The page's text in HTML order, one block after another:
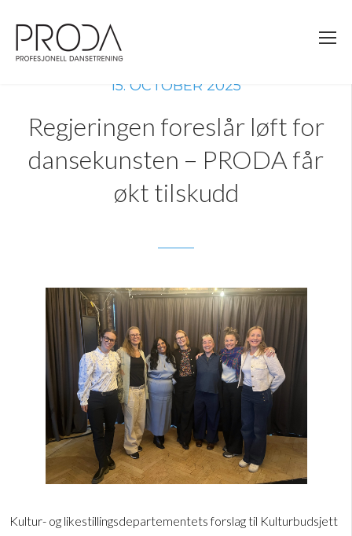
sidens
hovedinnhold
15. OCTOBER 2025
Regjeringen foreslår løft for
dansekunsten – PRODA får
økt tilskudd
Kultur- og likestillingsdepartementets forslag til Kulturbudsjett